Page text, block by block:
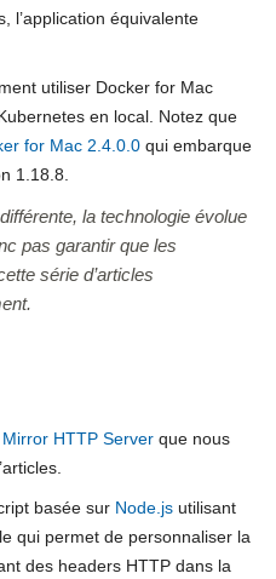
l’application équivalente
utiliser Docker for Mac
en local. Notez que
for Mac 2.4.0.0 qui embarque
1.18.8.
la technologie évolue
pas garantir que les
série d’articles
Mirror HTTP Server que nous
basée sur Node.js utilisant
qui permet de personnaliser la
des headers HTTP dans la